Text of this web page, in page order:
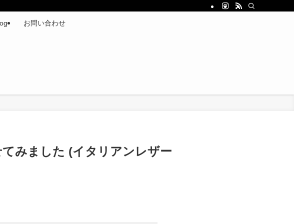
お問い合わせ
みました (イタリアンレザー